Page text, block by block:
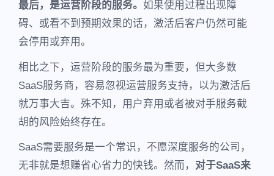
最后，是运营阶段的服务。 如果使用过程出现障
碍、或看不到预期效果的话，激活后客户仍然可能
会停用或弃用。
相比之下，运营阶段的服务最为重要，但大多数
SaaS服务商，容易忽视运营服务支持，以为激活后
就万事大吉。殊不知，用户弃用或者被对手服务截
胡的风险始终存在。
SaaS需要服务是一个常识，不愿深度服务的公司，
无非就是想赚省心省力的快钱。然而， 对于SaaS来